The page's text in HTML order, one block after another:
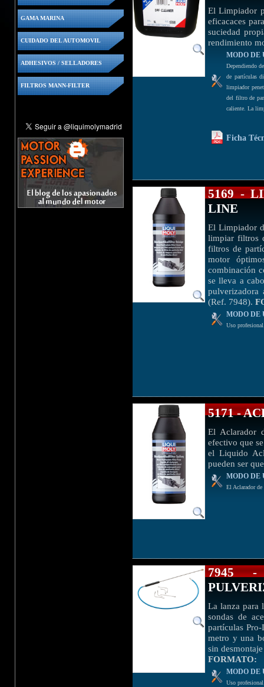
GAMA MARINA
CUIDADO DEL AUTOMOVIL
ADHESIVOS / SELLADORES
FILTROS MANN-FILTER
El Limpiador
eficacaces
suciedad
rendimiento
MODO DE
Dependiendo
de partículas
limpiador
del filtro de
caliente. La
Ficha
5169 -
LINE
El Limpiador
limpiar filtros
filtros de
motor
combinación
se lleva a
pulverizadora
(Ref. 7948).
MODO DE
Uso
5171 -
El Aclarador
efectivo que
el Liquido
pueden ser
MODO DE
El Aclarador
7945 -
La lanza para
sondas de
partículas
metro y una
sin
FORMATO:
MODO DE
Uso